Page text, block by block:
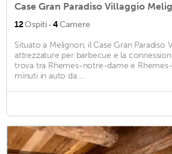
Case Gran Paradiso Villaggio
12Ospiti · 4Camere
Situato a Melignon, il Case Gran Paradiso
attrezzature per barbecue e la
trova tra Rhemes-notre-dame e
minuti in auto da ...